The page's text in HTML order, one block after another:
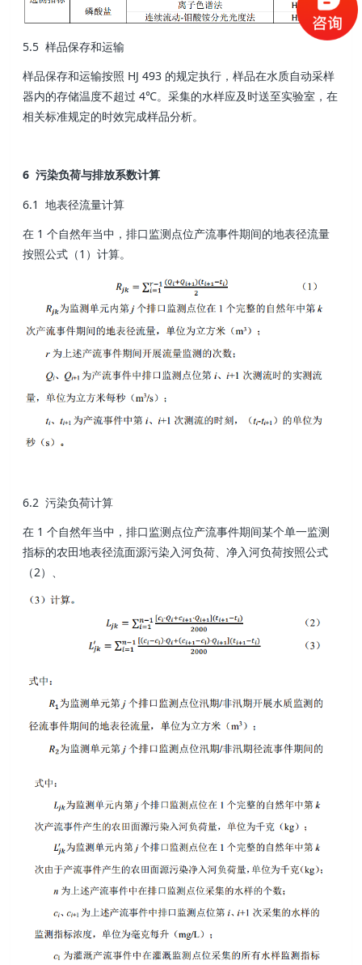
5.5 样品保存和运输
样品保存和运输按照 HJ 493 的规定执行，样品在水质自动采样
器内的存储温度不超过 4℃。采集的水样应及时送至实验室，在
相关标准规定的时效完成样品分析。
6 污染负荷与排放系数计算
6.1 地表径流量计算
在 1 个自然年当中，排口监测点位产流事件期间的地表径流量
按照公式（1）计算。
6.2 污染负荷计算
在 1 个自然年当中，排口监测点位产流事件期间某个单一监测
指标的农田地表径流面源污染入河负荷、净入河负荷按照公式
（2）、